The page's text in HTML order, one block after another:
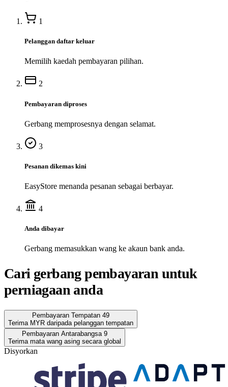
1
Pelanggan daftar keluar
Memilih kaedah pembayaran pilihan.
2
Pembayaran diproses
Gerbang memprosesnya dengan selamat.
3
Pesanan dikemas kini
EasyStore menanda pesanan sebagai berbayar.
4
Anda dibayar
Gerbang memasukkan wang ke akaun bank anda.
Cari gerbang pembayaran untuk
perniagaan anda
Pembayaran Tempatan 49
Terima MYR daripada pelanggan tempatan
Pembayaran Antarabangsa 9
Terima mata wang asing secara global
Disyorkan